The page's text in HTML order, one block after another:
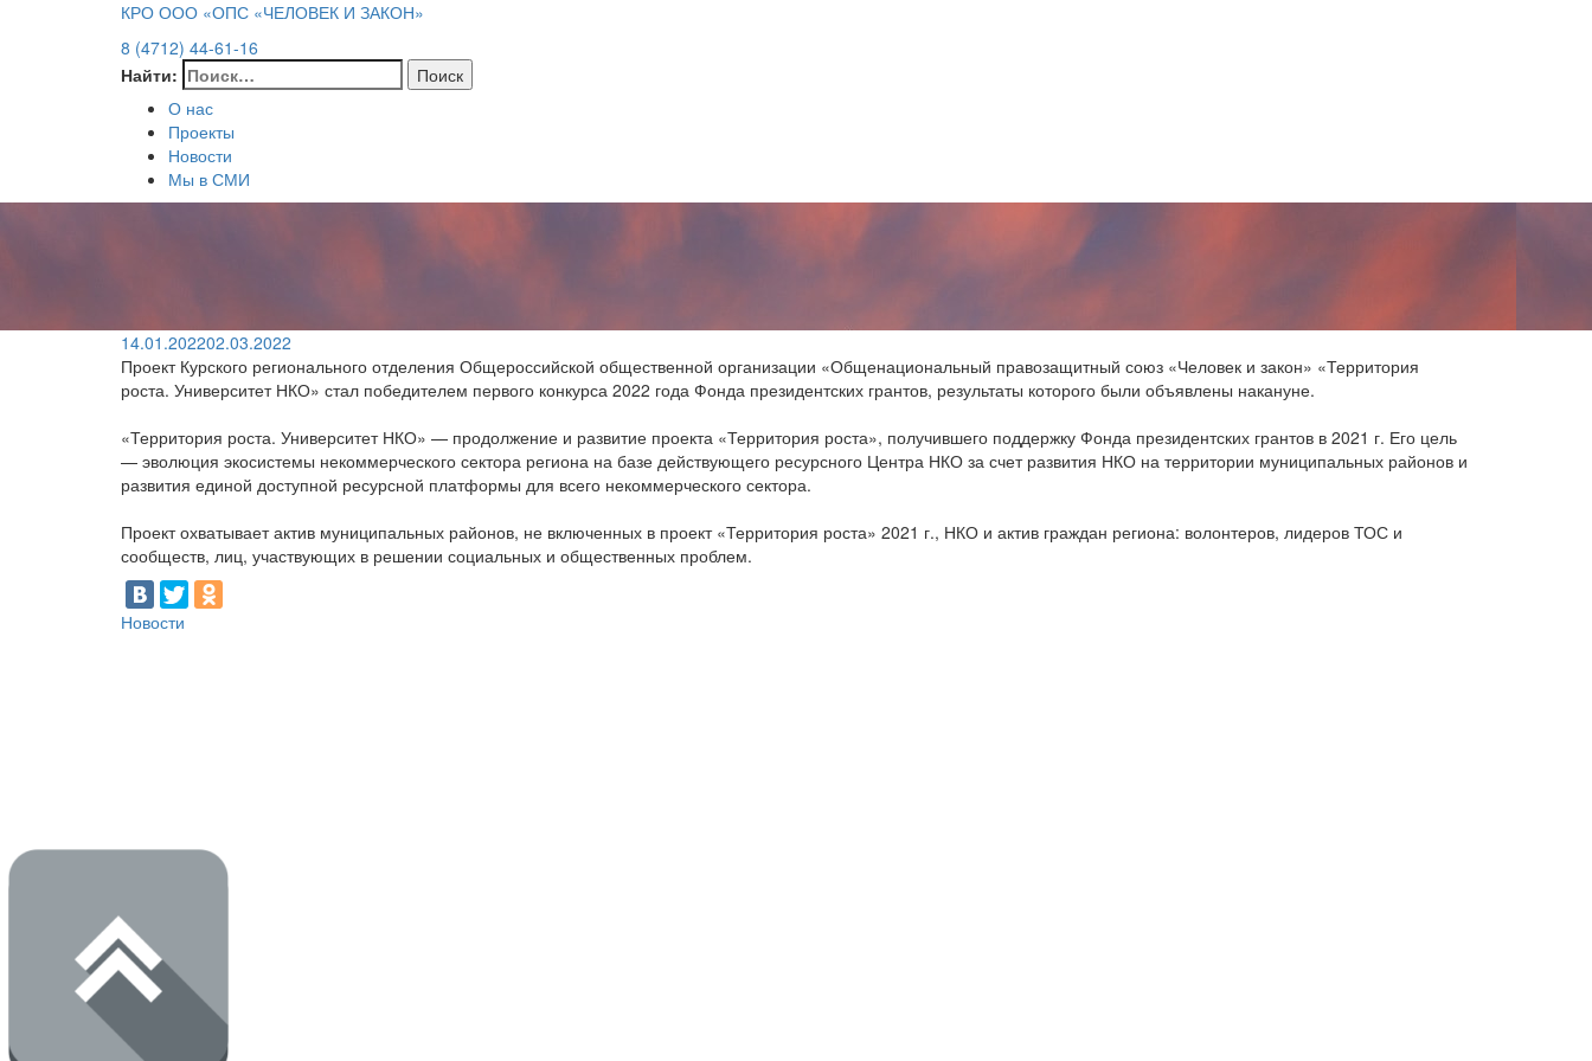
КРО ООО «ОПС «ЧЕЛОВЕК И ЗАКОН»
8 (4712) 44-61-16
Найти:
О нас
Проекты
Новости
Мы в СМИ
14.01.202202.03.2022
Проект Курского регионального отделения Общероссийской общественной организации «Общенациональный правозащитный союз «Человек и закон» «Территория
роста. Университет НКО» стал победителем первого конкурса 2022 года Фонда президентских грантов, результаты которого были объявлены накануне.
«Территория роста. Университет НКО» — продолжение и развитие проекта «Территория роста», получившего поддержку Фонда президентских грантов в 2021 г. Его цель
— эволюция экосистемы некоммерческого сектора региона на базе действующего ресурсного Центра НКО за счет развития НКО на территории муниципальных районов и
развития единой доступной ресурсной платформы для всего некоммерческого сектора.
Проект охватывает актив муниципальных районов, не включенных в проект «Территория роста» 2021 г., НКО и актив граждан региона: волонтеров, лидеров ТОС и
сообществ, лиц, участвующих в решении социальных и общественных проблем.
Новости